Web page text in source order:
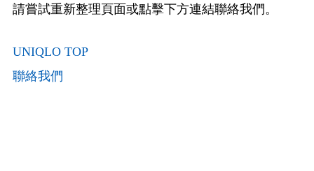
請嘗試重新整理頁面或點擊下方連結聯絡我們。
UNIQLO TOP
聯絡我們